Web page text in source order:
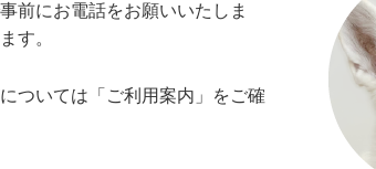
前にお電話をお願いいたしま
す。
ついては「ご利用案内」をご確